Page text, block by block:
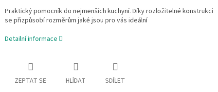
Praktický pomocník do nejmenších kuchyní. Díky rozložitelné konstrukci
se přizpůsobí rozměrům jaké jsou pro vás ideální
Detailní informace
ZEPTAT SE HLÍDAT SDÍLET